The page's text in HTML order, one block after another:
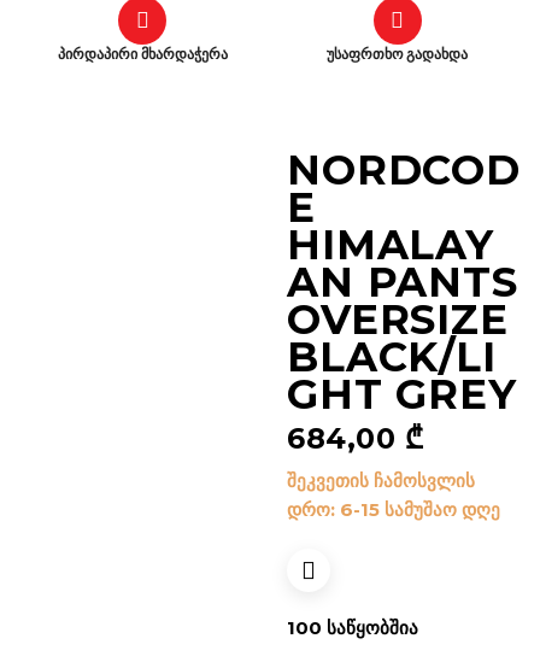
პირდაპირი მხარდაჭერა უსაფრთხო გადახდა
NORDCOD
E
HIMALAY
AN PANTS
OVERSIZE
BLACK/LI
GHT GREY
684,00 ₾
შეკვეთის ჩამოსვლის
დრო: 6-15 სამუშაო დღე
100 ᲡᲐᲬᲧᲝᲑᲨᲘᲐ